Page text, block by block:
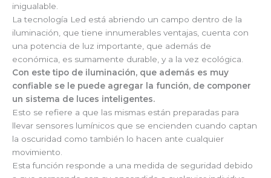
inigualable.
La tecnología Led está abriendo un campo dentro de la
iluminación, que tiene innumerables ventajas, cuenta con
una potencia de luz importante, que además de
económica, es sumamente durable, y a la vez ecológica.
Con este tipo de iluminación, que además es muy
confiable se le puede agregar la función, de componer
un sistema de luces inteligentes.
Esto se refiere a que las mismas están preparadas para
llevar sensores lumínicos que se encienden cuando captan
la oscuridad como también lo hacen ante cualquier
movimiento.
Esta función responde a una medida de seguridad debido